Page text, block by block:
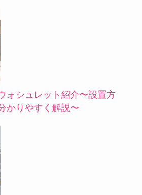
ォシュレット紹介〜設置方
かりやすく解説〜